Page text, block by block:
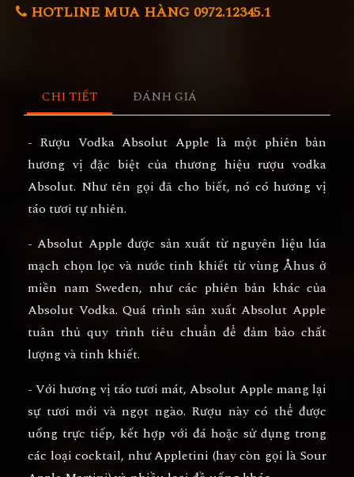
HOTLINE MUA HÀNG 0972.12345.1
CHI TIẾT ĐÁNH GIÁ
- Rượu Vodka Absolut Apple là một phiên bản
hương vị đặc biệt của thương hiệu rượu vodka
Absolut. Như tên gọi đã cho biết, nó có hương vị
táo tươi tự nhiên.
- Absolut Apple được sản xuất từ nguyên liệu lúa
mạch chọn lọc và nước tinh khiết từ vùng Åhus ở
miền nam Sweden, như các phiên bản khác của
Absolut Vodka. Quá trình sản xuất Absolut Apple
tuân thủ quy trình tiêu chuẩn để đảm bảo chất
lượng và tinh khiết.
- Với hương vị táo tươi mát, Absolut Apple mang lại
sự tươi mới và ngọt ngào. Rượu này có thể được
uống trực tiếp, kết hợp với đá hoặc sử dụng trong
các loại cocktail, như Appletini (hay còn gọi là Sour